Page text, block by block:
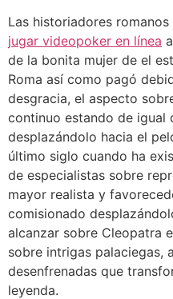
Las historiadores romanos
jugar videopoker en línea
de la bonita mujer de el
Roma así­ como pagó
desgracia, el aspecto
continuo estando de igual
desplazándolo hacia el
último siglo cuando ha
de especialistas sobre
mayor realista y
comisionado
alcanzar sobre Cleopatra
sobre intrigas palaciegas,
desenfrenadas que
leyenda.